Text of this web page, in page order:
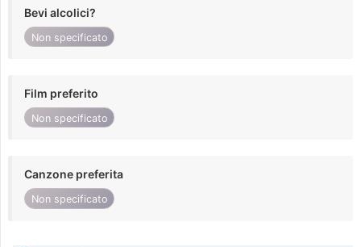
Bevi alcolici?
Non specificato
Film preferito
Non specificato
Canzone preferita
Non specificato